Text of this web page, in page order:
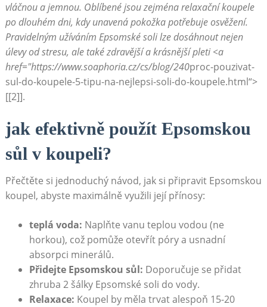
vláčnou a jemnou. Oblíbené jsou zejména relaxační koupele
po dlouhém dni, kdy unavená pokožka potřebuje osvěžení.
Pravidelným užíváním Epsomské soli lze dosáhnout nejen
úlevy od stresu, ale také zdravější a krásnější pleti <a
href="https://www.soaphoria.cz/cs/blog/240proc-pouzivat-
sul-do-koupele-5-tipu-na-nejlepsi-soli-do-koupele.html“>
[[2]].
jak efektivně použít Epsomskou
sůl v koupeli?
Přečtěte si jednoduchý návod, jak si připravit Epsomskou
koupel, abyste maximálně využili její přínosy:
teplá voda: Naplňte vanu teplou vodou (ne
horkou), což pomůže otevřít póry a usnadní
absorpci minerálů.
Přidejte Epsomskou sůl: Doporučuje se přidat
zhruba 2 šálky Epsomské soli do vody.
Relaxace: Koupel by měla trvat alespoň 15-20